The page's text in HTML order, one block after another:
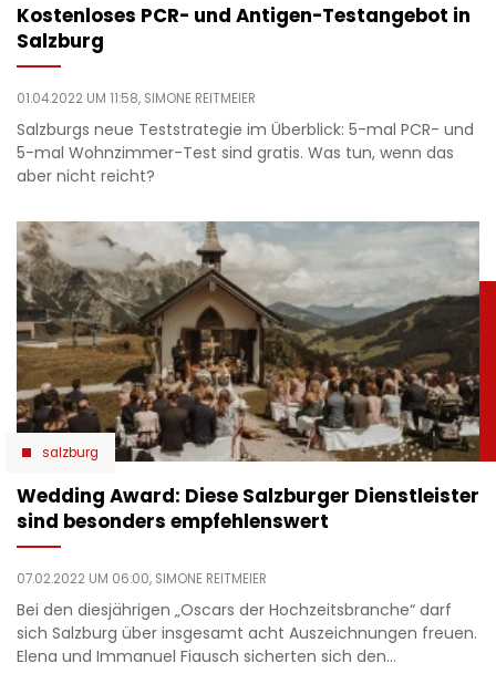
Kostenloses PCR- und Antigen-Testangebot in
Salzburg
01.04.2022 UM 11:58, SIMONE REITMEIER
Salzburgs neue Teststrategie im Überblick: 5-mal PCR- und
5-mal Wohnzimmer-Test sind gratis. Was tun, wenn das
aber nicht reicht?
salzburg
Wedding Award: Diese Salzburger Dienstleister
sind besonders empfehlenswert
07.02.2022 UM 06:00, SIMONE REITMEIER
Bei den diesjährigen „Oscars der Hochzeitsbranche“ darf
sich Salzburg über insgesamt acht Auszeichnungen freuen.
Elena und Immanuel Fiausch sicherten sich den…